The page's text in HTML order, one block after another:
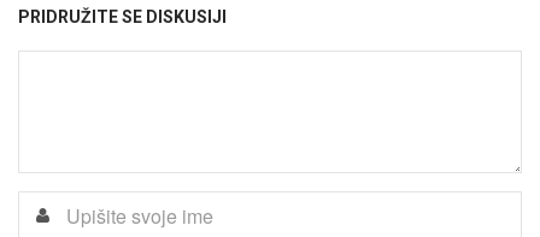
PRIDRUŽITE SE DISKUSIJI